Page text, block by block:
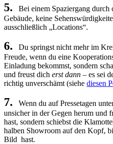
5. Bei einem Spaziergang durch
Gebäude, keine
ausschließlich „Locations“.
6. Du springst nicht mehr im
Freude, wenn du eine
Einladung bekommst, sondern
und freust dich erst dann – es sei
richtig unverschämt (siehe diesen
7. Wenn du auf Pressetagen
unsicher in der Gegen herum und
hast, sondern schiebst die
halben Showroom auf den Kopf,
Bild hast.